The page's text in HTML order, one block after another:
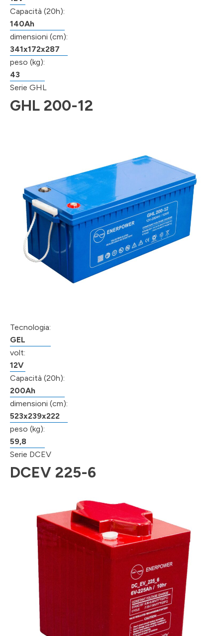
Capacità (20h):
140Ah
dimensioni (cm):
341x172x287
peso (kg):
43
Serie GHL
GHL 200-12
Tecnologia:
GEL
volt:
12V
Capacità (20h):
200Ah
dimensioni (cm):
523x239x222
peso (kg):
59,8
Serie DCEV
DCEV 225-6